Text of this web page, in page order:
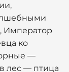
Император
ко
—
лес — птица